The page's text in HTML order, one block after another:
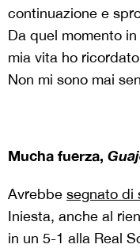
continuazione e
Da quel momento
mia vita ho
Non mi sono mai
Mucha fuerza,
Avrebbe segnato di
Iniesta, anche al
in un 5-1 alla Real